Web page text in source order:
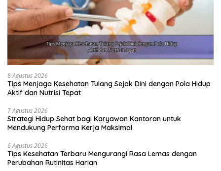
8 Agustus 2026
Tips Menjaga Kesehatan Tulang Sejak Dini dengan Pola Hidup
Aktif dan Nutrisi Tepat
7 Agustus 2026
Strategi Hidup Sehat bagi Karyawan Kantoran untuk
Mendukung Performa Kerja Maksimal
6 Agustus 2026
Tips Kesehatan Terbaru Mengurangi Rasa Lemas dengan
Perubahan Rutinitas Harian